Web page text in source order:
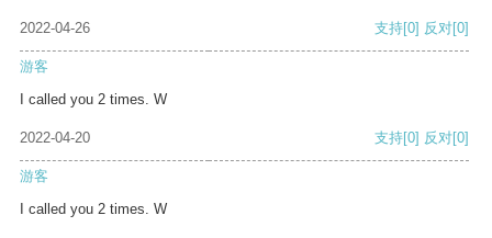
2022-04-26 支持[0] 反对[0]
游客
I called you 2 times. W
2022-04-20 支持[0] 反对[0]
游客
I called you 2 times. W